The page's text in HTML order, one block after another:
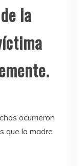
la
ocurrieron
que la madre